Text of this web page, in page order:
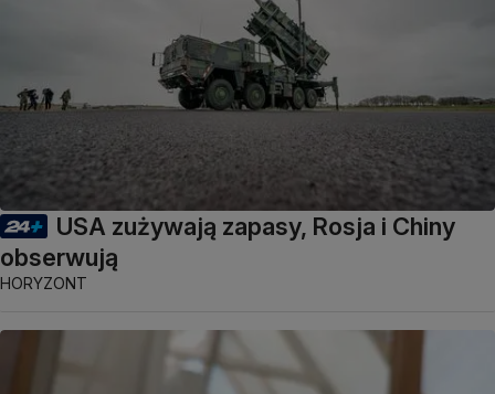
USA zużywają zapasy, Rosja i Chiny
obserwują
HORYZONT